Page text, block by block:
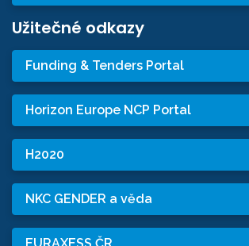
Užitečné odkazy
Funding & Tenders Portal
Horizon Europe NCP Portal
H2020
NKC GENDER a věda